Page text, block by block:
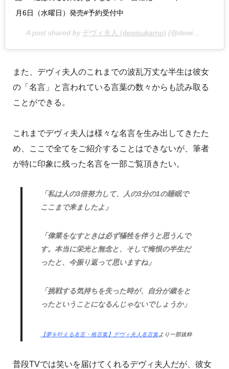
月6日（水曜日）発売#予約受付中
A post shared by デヴィ夫人 (dewisukarno) (@dewisukarnoofficial) on
また、デヴィ夫人のこれまでの波乱万丈な半生は彼女
の「名言」と言われている言葉の数々からも読み取る
ことができる。
これまでデヴィ夫人は様々な名言を生み出してきたた
め、ここで全てをご紹介することはできないが、筆者
が特に印象に残った名言を一部ご覧頂きたい。
「私は人の3倍努力して、人の3分の1の睡眠で
ここまで来ましたよ」
「偉業をなすときは必ず犠牲を伴うと思うんで
す。本当に栄光と無念と、そして悔恨の半生だ
ったと、今振り返って思いますね」
「挑戦する気持ちを失った時が、自分が歳をと
ったということになるんじゃないでしょうか」
【夢を叶える名言・格言集】デヴィ夫人名言集より一部抜粋
普段TVでは笑いを届けてくれるデヴィ夫人だが、彼女